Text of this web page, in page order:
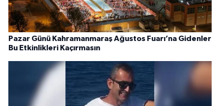
Pazar Günü Kahramanmaraş Ağustos Fuarı’na Gidenler
Bu Etkinlikleri Kaçırmasın